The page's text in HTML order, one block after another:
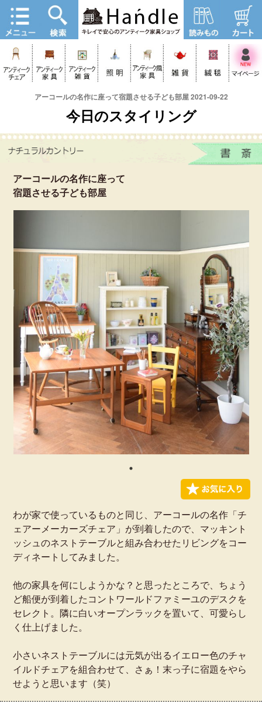
アーコールの名作に座って宿題させる子ども部屋 2021-09-22
今日のスタイリング
アーコールの名作に座って
宿題させる子ども部屋
わが家で使っているものと同じ、アーコールの名作「チ
ェアーメーカーズチェア」が到着したので、マッキント
ッシュのネストテーブルと組み合わせたリビングをコー
ディネートしてみました。
他の家具を何にしようかな？と思ったところで、ちょう
ど船便が到着したコントワールドファミーユのデスクを
セレクト。隣に白いオープンラックを置いて、可愛らし
く仕上げました。
小さいネストテーブルには元気が出るイエロー色のチャ
イルドチェアを組合わせて、さぁ！末っ子に宿題をやら
せようと思います（笑）